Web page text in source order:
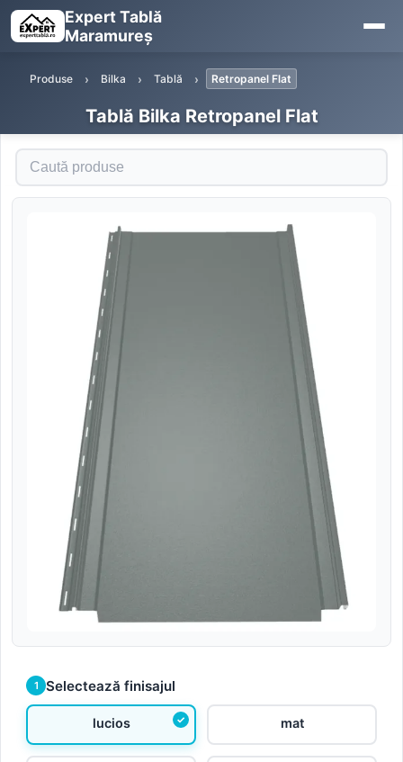
Expert Tablă
Maramureș
Produse Bilka Tablă Retropanel Flat
Tablă Bilka Retropanel Flat
Caută produse
1 Selectează finisajul
lucios mat